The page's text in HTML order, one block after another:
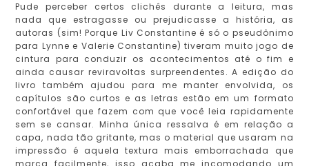
Pude perceber certos clichês durante a leitura, mas
nada que estragasse ou prejudicasse a história, as
autoras (sim! Porque Liv Constantine é só o pseudônimo
para Lynne e Valerie Constantine) tiveram muito jogo de
cintura para conduzir os acontecimentos até o fim e
ainda causar reviravoltas surpreendentes. A edição do
livro também ajudou para me manter envolvida, os
capítulos são curtos e as letras estão em um formato
confortável que fazem com que você leia rapidamente
sem se cansar. Minha única ressalva é em relação a
capa, nada tão gritante, mas o material que usaram na
impressão é aquela textura mais emborrachada que